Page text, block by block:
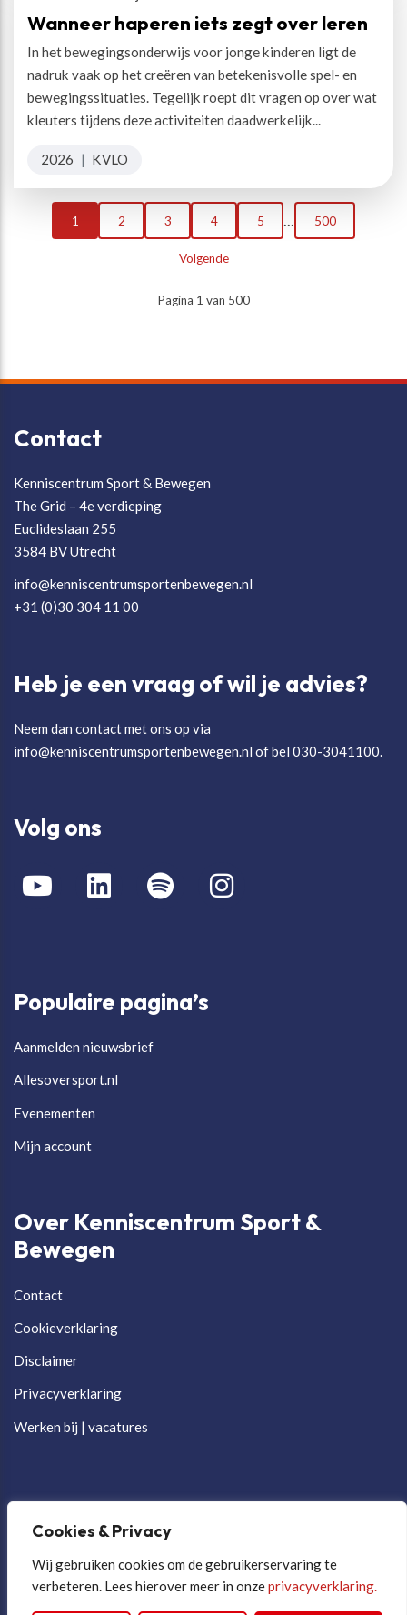
Cookies & Privacy
Wij gebruiken cookies om de gebruikerservaring te
verbeteren. Lees hierover meer in onzeprivacyverklaring.
Wanneer haperen iets zegt over leren
In het bewegingsonderwijs voor jonge kinderen ligt de
nadruk vaak op het creëren van betekenisvolle spel- en
bewegingssituaties. Tegelijk roept dit vragen op over wat
kleuters tijdens deze activiteiten daadwerkelijk...
2026 | KVLO
1 2 3 4 5 ... 500
Volgende
Pagina 1 van 500
Contact
Kenniscentrum Sport & Bewegen
The Grid – 4e verdieping
Euclideslaan 255
3584 BV Utrecht
info@kenniscentrumsportenbewegen.nl
+31 (0)30 304 11 00
Heb je een vraag of wil je advies?
Neem dan contact met ons op via
info@kenniscentrumsportenbewegen.nl of bel 030-3041100.
Volg ons
Populaire pagina’s
Aanmelden nieuwsbrief
Allesoversport.nl
Evenementen
Mijn account
Over Kenniscentrum Sport &
Bewegen
Contact
Cookieverklaring
Disclaimer
Privacyverklaring
Werken bij | vacatures
Cookievoorkeuren aanpassen